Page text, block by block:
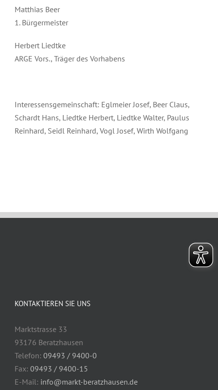
Matthias Beer
1. Bürgermeister
Herbert Liedtke
ARGE Vors., Träger des Vorhabens
Interessensgemeinschaft: Eglmeier Josef, Beer Claus,
Schardt Hans, Liedtke Herbert, Liedtke Walter, Paulus
Reinhard, Seidl Reinhard, Vogl Josef, Wirth Wolfgang
KONTAKTIEREN SIE UNS
Marktstrasse 33
93176 Beratzhausen
Telefon: 09493 / 9400-0
Fax: 09493 / 9400-15
E-Mail: info@markt-beratzhausen.de